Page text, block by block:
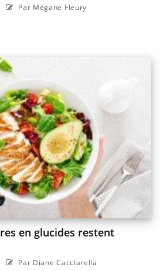
Par Mégane Fleury
en glucides restent
Par Diane Cacciarella